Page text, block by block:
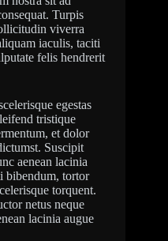
Turpis
viverra
iaculis, taciti
felis hendrerit
egestas
tristique
et dolor
Suscipit
aenean lacinia
bibendum, tortor
torquent.
netus neque
lacinia augue